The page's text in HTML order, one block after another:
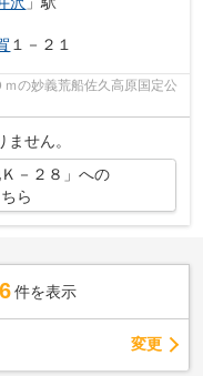
１－２１
の妙義荒船佐久高原国定公
せん。
－２８」への
ら
件を表示
変更